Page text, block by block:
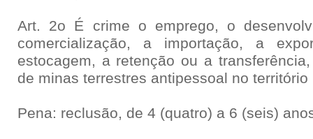
Art. 2o É crime o emprego, o
comercialização, a importação, a
estocagem, a retenção ou a
de minas terrestres antipessoal no território
Pena: reclusão, de 4 (quatro) a 6 (seis)